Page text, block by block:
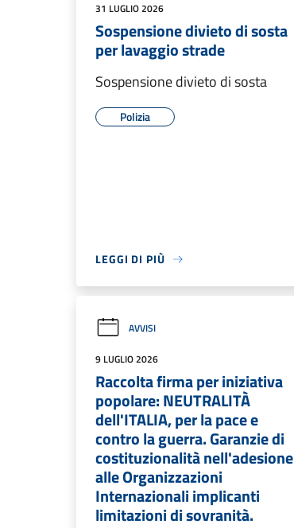
31 LUGLIO 2026
Sospensione divieto di sosta
per lavaggio strade
Sospensione divieto di sosta
Polizia
LEGGI DI PIÙ
AVVISI
9 LUGLIO 2026
Raccolta firma per iniziativa
popolare: NEUTRALITÀ
dell'ITALIA, per la pace e
contro la guerra. Garanzie di
costituzionalità nell'adesione
alle Organizzazioni
Internazionali implicanti
limitazioni di sovranità.